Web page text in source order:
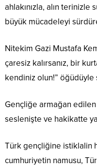
ahlakınızla, alın terinizle
büyük mücadeleyi
Nitekim Gazi Mustafa
çaresiz kalırsanız, bir
kendiniz olun!” öğüdüyle
Gençliğe armağan
seslenişte ve hakikatte
Türk gençliğine istiklalin
cumhuriyetin namusu,